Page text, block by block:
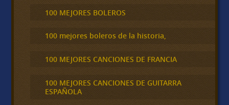
100 MEJORES BOLEROS
100 mejores boleros de la historia,
100 MEJORES CANCIONES DE FRANCIA
100 MEJORES CANCIONES DE GUITARRA
ESPAÑOLA